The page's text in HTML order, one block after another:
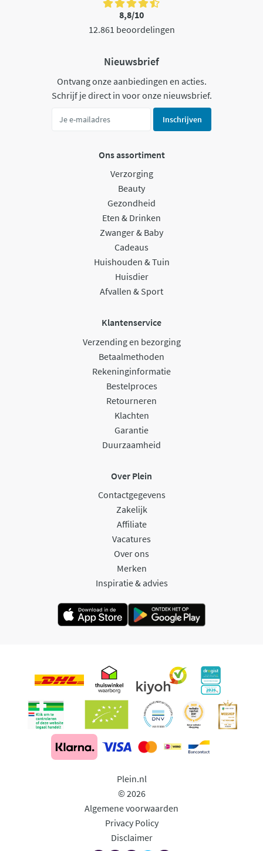
8,8/10
12.861 beoordelingen
Nieuwsbrief
Ontvang onze aanbiedingen en acties.
Schrijf je direct in voor onze nieuwsbrief.
Inschrijven
Ons assortiment
Verzorging
Beauty
Gezondheid
Eten & Drinken
Zwanger & Baby
Cadeaus
Huishouden & Tuin
Huisdier
Afvallen & Sport
Klantenservice
Verzending en bezorging
Betaalmethoden
Rekeninginformatie
Bestelproces
Retourneren
Klachten
Garantie
Duurzaamheid
Over Plein
Contactgegevens
Zakelijk
Affiliate
Vacatures
Over ons
Merken
Inspiratie & advies
Plein.nl
© 2026
Algemene voorwaarden
Privacy Policy
Disclaimer